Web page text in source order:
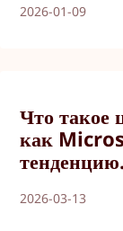
2026-01-09
Что такое
как
тенденцию.
2026-03-13